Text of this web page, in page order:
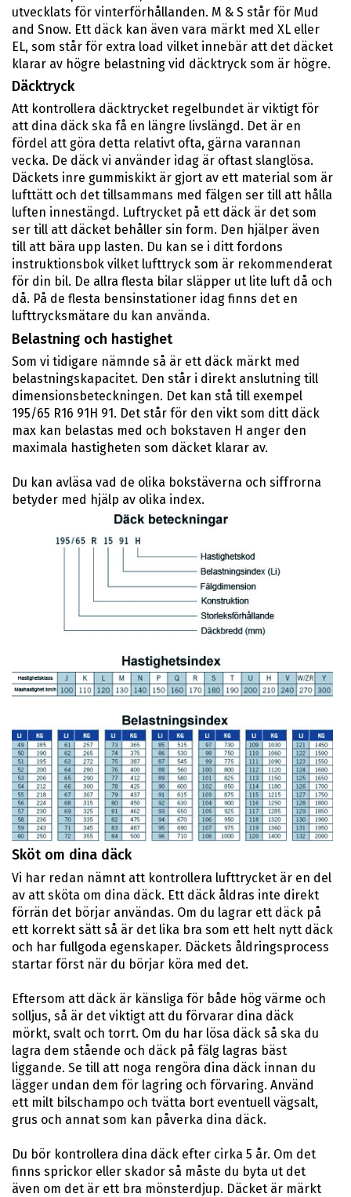
utvecklats för vinterförhållanden. M & S står för Mud
and Snow. Ett däck kan även vara märkt med XL eller
EL, som står för extra load vilket innebär att det däcket
klarar av högre belastning vid däcktryck som är högre.
Däcktryck
Att kontrollera däcktrycket regelbundet är viktigt för
att dina däck ska få en längre livslängd. Det är en
fördel att göra detta relativt ofta, gärna varannan
vecka. De däck vi använder idag är oftast slanglösa.
Däckets inre gummiskikt är gjort av ett material som är
lufttätt och det tillsammans med fälgen ser till att hålla
luften innestängd. Luftrycket på ett däck är det som
ser till att däcket behåller sin form. Den hjälper även
till att bära upp lasten. Du kan se i ditt fordons
instruktionsbok vilket lufttryck som är rekommenderat
för din bil. De allra flesta bilar släpper ut lite luft då och
då. På de flesta bensinstationer idag finns det en
lufttrycksmätare du kan använda.
Belastning och hastighet
Som vi tidigare nämnde så är ett däck märkt med
belastningskapacitet. Den står i direkt anslutning till
dimensionsbeteckningen. Det kan stå till exempel
195/65 R16 91H 91. Det står för den vikt som ditt däck
max kan belastas med och bokstaven H anger den
maximala hastigheten som däcket klarar av.
Du kan avläsa vad de olika bokstäverna och siffrorna
betyder med hjälp av olika index.
Sköt om dina däck
Vi har redan nämnt att kontrollera lufttrycket är en del
av att sköta om dina däck. Ett däck åldras inte direkt
förrän det börjar användas. Om du lagrar ett däck på
ett korrekt sätt så är det lika bra som ett helt nytt däck
och har fullgoda egenskaper. Däckets åldringsprocess
startar först när du börjar köra med det.
Eftersom att däck är känsliga för både hög värme och
solljus, så är det viktigt att du förvarar dina däck
mörkt, svalt och torrt. Om du har lösa däck så ska du
lagra dem stående och däck på fälg lagras bäst
liggande. Se till att noga rengöra dina däck innan du
lägger undan dem för lagring och förvaring. Använd
ett milt bilschampo och tvätta bort eventuell vägsalt,
grus och annat som kan påverka dina däck.
Du bör kontrollera dina däck efter cirka 5 år. Om det
finns sprickor eller skador så måste du byta ut det
även om det är ett bra mönsterdjup. Däcket är märkt